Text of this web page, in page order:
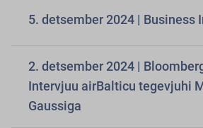
5. detsember 2024 | Business
2. detsember 2024 | Bloomberg:
Intervjuu airBalticu tegevjuhi
Gaussiga